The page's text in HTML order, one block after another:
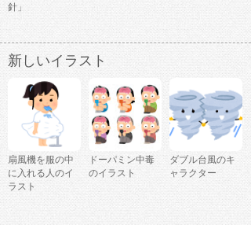
針」
新しいイラスト
扇風機を服の中
に入れる人のイ
ラスト
ドーパミン中毒
のイラスト
ダブル台風のキ
ャラクター